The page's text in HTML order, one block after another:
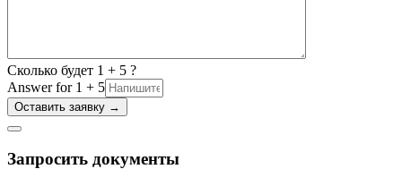
Сколько будет 1 + 5 ?
Answer for 1 + 5
Запросить документы